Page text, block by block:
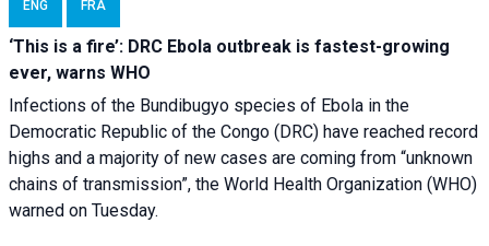
ENG FRA
‘This is a fire’: DRC Ebola outbreak is fastest-growing
ever, warns WHO
Infections of the Bundibugyo species of Ebola in the
Democratic Republic of the Congo (DRC) have reached record
highs and a majority of new cases are coming from “unknown
chains of transmission”, the World Health Organization (WHO)
warned on Tuesday.